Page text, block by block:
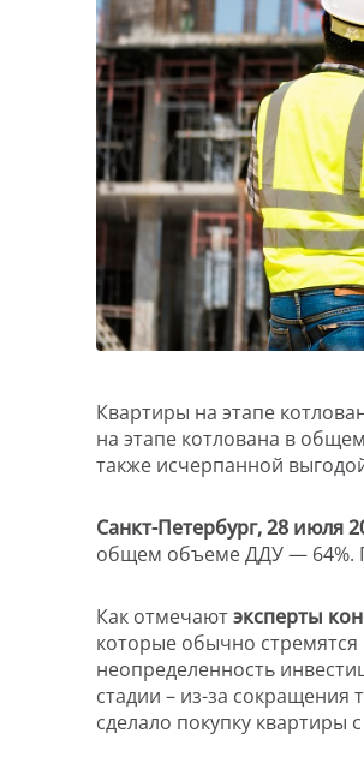
Квартиры на этапе
на этапе котлована в
также исчерпанной
Санкт-Петербург, 28 июля
общем объеме ДДУ — 64%.
Как отмечаютэксперты
которые обычно
неопределенность
стадии – из-за
сделало покупку